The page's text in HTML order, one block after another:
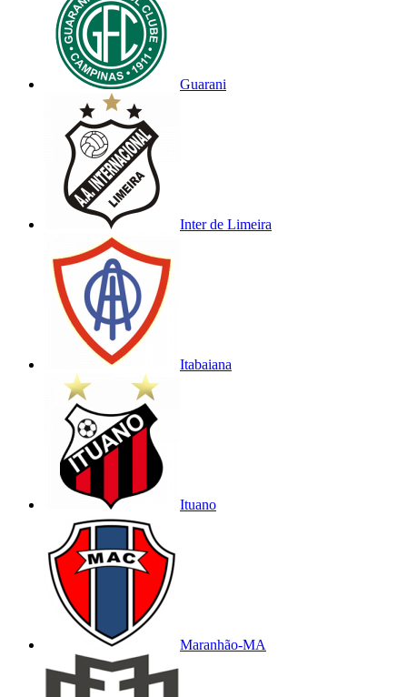
Guarani
Inter de Limeira
Itabaiana
Ituano
Maranhão-MA